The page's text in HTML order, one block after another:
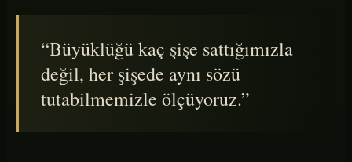
“Büyüklüğü kaç şişe sattığımızla
değil, her şişede aynı sözü
tutabilmemizle ölçüyoruz.”